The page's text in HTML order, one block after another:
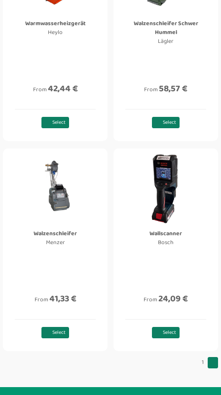
Warmwasserheizgerät
Heylo
From42,44 €
Select
Walzenschleifer Schwer
Hummel
Lägler
From58,57 €
Select
Walzenschleifer
Menzer
From41,33 €
Select
Wallscanner
Bosch
From24,09 €
Select
1